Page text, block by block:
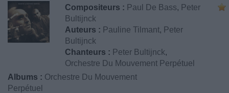
Compositeurs : Paul De Bass, Peter
Bultijnck
Auteurs : Pauline Tilmant, Peter
Bultijnck
Chanteurs : Peter Bultijnck,
Orchestre Du Mouvement Perpétuel
Albums : Orchestre Du Mouvement
Perpétuel